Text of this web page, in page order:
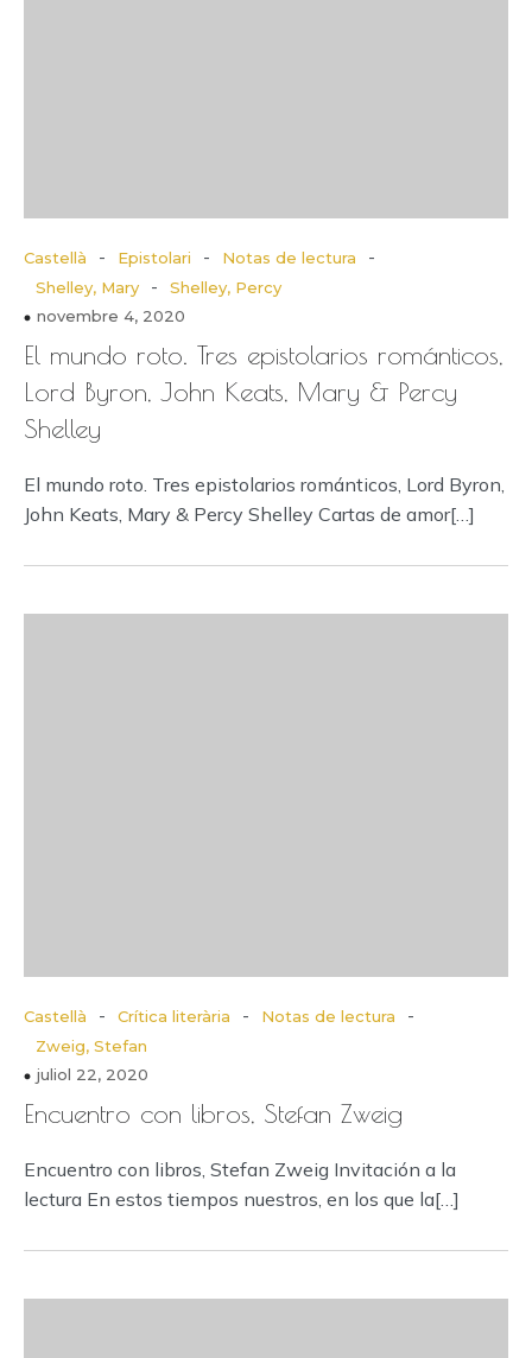
Castellà - Epistolari - Notas de lectura -
Shelley, Mary -
Shelley, Percy
novembre 4, 2020
El mundo roto. Tres epistolarios románticos,
Lord Byron, John Keats, Mary & Percy
Shelley
El mundo roto. Tres epistolarios románticos, Lord Byron,
John Keats, Mary & Percy Shelley Cartas de amor[…]
Castellà - Crítica literària - Notas de lectura -
Zweig, Stefan
juliol 22, 2020
Encuentro con libros, Stefan Zweig
Encuentro con libros, Stefan Zweig Invitación a la
lectura En estos tiempos nuestros, en los que la[…]